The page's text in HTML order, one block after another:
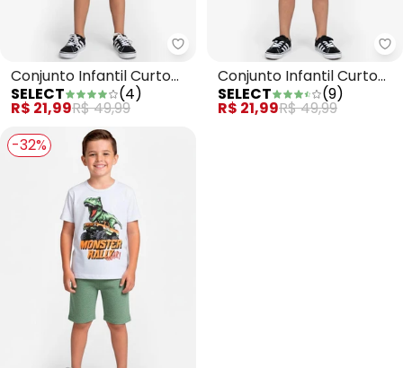
Select - Conjunto Infantil Curto
Conjunto Infantil Curto
Verão Menino Verde
SELECT (4)
R$ 21,99R$ 49,99
Conjunto Infantil Curto
Verão Menino Marrom
SELECT (9)
R$ 21,99R$ 49,99
-32%